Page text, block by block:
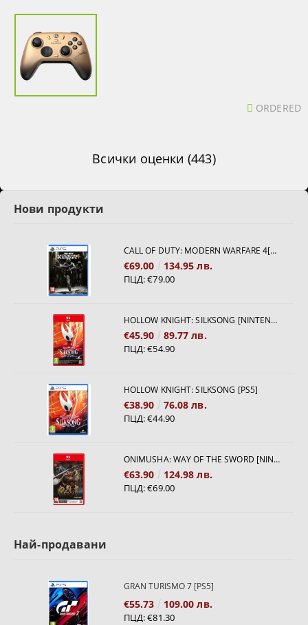
ORDERED
Всички оценки (443)
Нови продукти
CALL OF DUTY: MODERN WARFARE 4[PS5]
€69.00 134.95 лв.
ПЦД:€79.00
HOLLOW KNIGHT: SILKSONG [NINTENDO SWITCH 2]
€45.90 89.77 лв.
ПЦД:€54.90
HOLLOW KNIGHT: SILKSONG [PS5]
€38.90 76.08 лв.
ПЦД:€44.90
ONIMUSHA: WAY OF THE SWORD [NINTENDO SWITCH 2]
€63.90 124.98 лв.
ПЦД:€69.00
Най-продавани
GRAN TURISMO 7 [PS5]
€55.73 109.00 лв.
ПЦД:€81.30